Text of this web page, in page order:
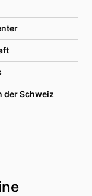
der Schweiz